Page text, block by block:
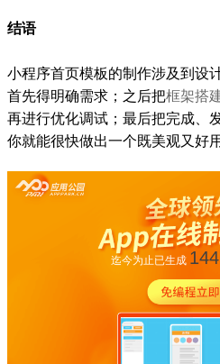
结语
小程序首页模板的制作涉及到设
首先得明确需求；之后把框架搭
再进行优化调试；最后把完成、
你就能很快做出一个既美观又好
迄今为止已生成